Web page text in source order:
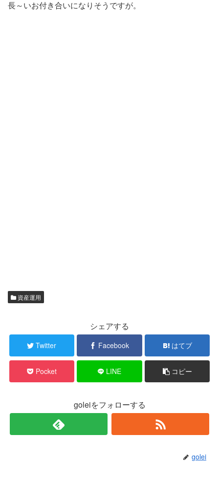
長～いお付き合いになりそうですが。
資産運用
シェアする
Twitter Facebook はてブ
Pocket LINE コピー
goleiをフォローする
golei